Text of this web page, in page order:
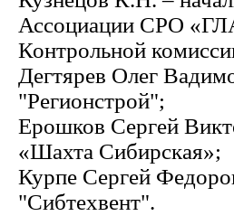
Ассоциации СРО
Контрольной
Дегтярев Олег
"Регионстрой";
Ерошков Сергей
«Шахта Сибирская»;
Курпе Сергей
"Сибтехвент".